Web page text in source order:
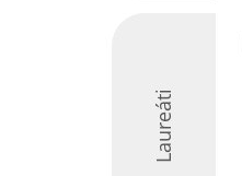
Laureáti